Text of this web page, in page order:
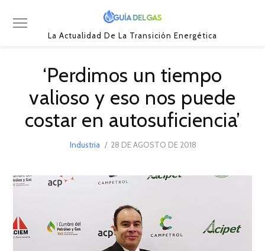
La Actualidad De La Transición Energética
‘Perdimos un tiempo
valioso y eso nos puede
costar en autosuficiencia’
Industria
POSTED
28 DE AGOSTO DE 2018